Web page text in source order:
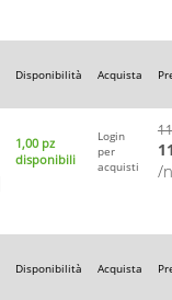
Disponibilità Acquista
1,00 pz
disponibili
Login
per
acquisti
/
Disponibilità Acquista